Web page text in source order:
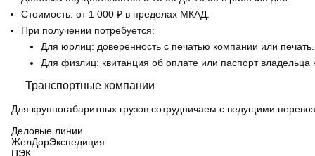
Стоимость: от 1 000 ₽ в пределах МКАД.
При получении потребуется:
Для юрлиц: доверенность с печатью компании или печать.
Для физлиц: квитанция об оплате или паспорт владельца
Транспортные компании
Для крупногабаритных грузов сотрудничаем с ведущими
Деловые линии
ЖелДорЭкспедиция
ПЭК